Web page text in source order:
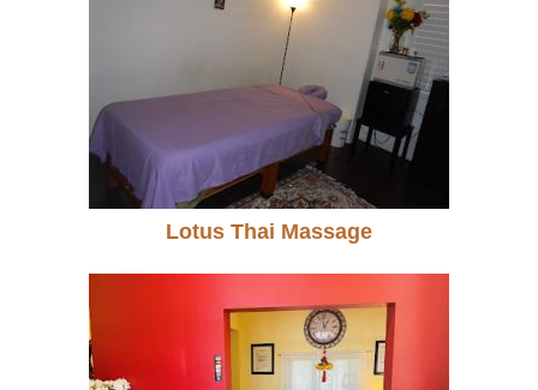
Lotus Thai Massage